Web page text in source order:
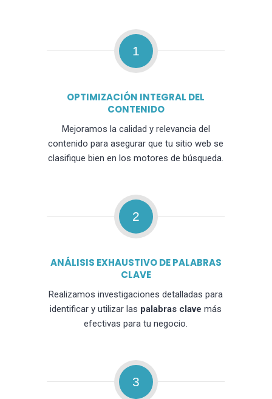
1
OPTIMIZACIÓN INTEGRAL DEL
CONTENIDO
Mejoramos la calidad y relevancia del
contenido para asegurar que tu sitio web se
clasifique bien en los motores de búsqueda.
2
ANÁLISIS EXHAUSTIVO DE PALABRAS
CLAVE
Realizamos investigaciones detalladas para
identificar y utilizar las palabras clave más
efectivas para tu negocio.
3